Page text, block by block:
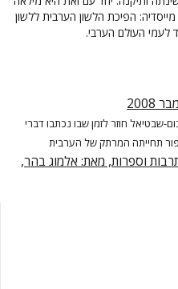
הפיכת הלשון הערבית ללשון
העולם הערבי.
שבטיאל חוזר לזמן שבו נכתבו דברי
תחייתה המרתק של הערבית
וספרות, מאת: אלמוג בהר,